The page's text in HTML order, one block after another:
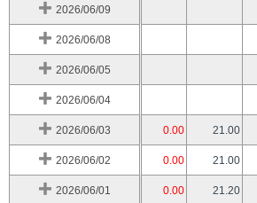
2026/06/09
2026/06/08
2026/06/05
2026/06/04
2026/06/03 0.00 21.00
2026/06/02 0.00 21.00
2026/06/01 0.00 21.20